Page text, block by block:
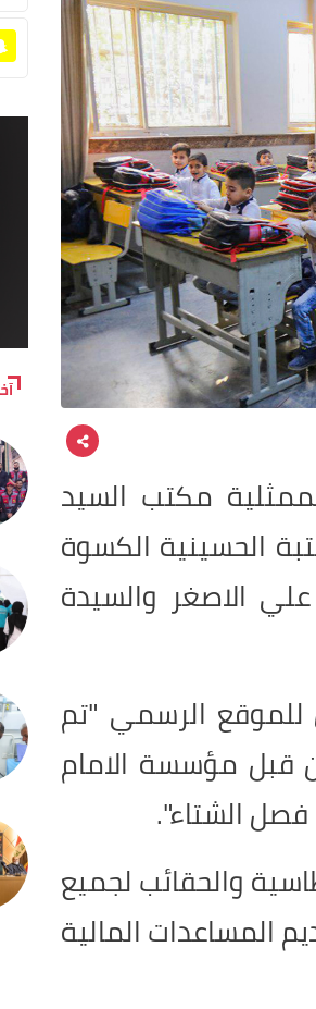
مكتب السيد
الحسينية الكسوة
الاصغر والسيدة
للموقع الرسمي "تم
قبل مؤسسة الامام
فصل الشتاء".
والحقائب لجميع
المساعدات المالية